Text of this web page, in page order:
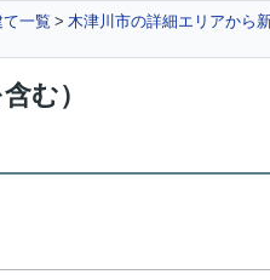
一覧
木津川市の詳細エリアから
む）